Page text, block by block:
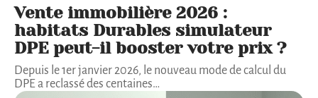
Vente immobilière 2026 :
habitats Durables simulateur
DPE peut-il booster votre prix ?
Depuis le 1er janvier 2026, le nouveau mode de calcul du
DPE a reclassé des centaines…